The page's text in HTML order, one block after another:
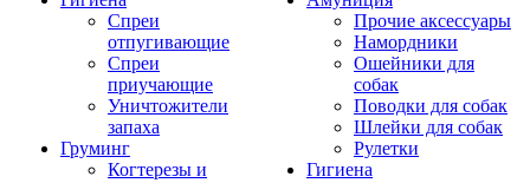
Спреи
отпугивающие
Спреи
приучающие
Уничтожители
запаха
Груминг
Когтерезы и
Прочие аксессуары
Намордники
Ошейники для
собак
Поводки для собак
Шлейки для собак
Рулетки
Гигиена